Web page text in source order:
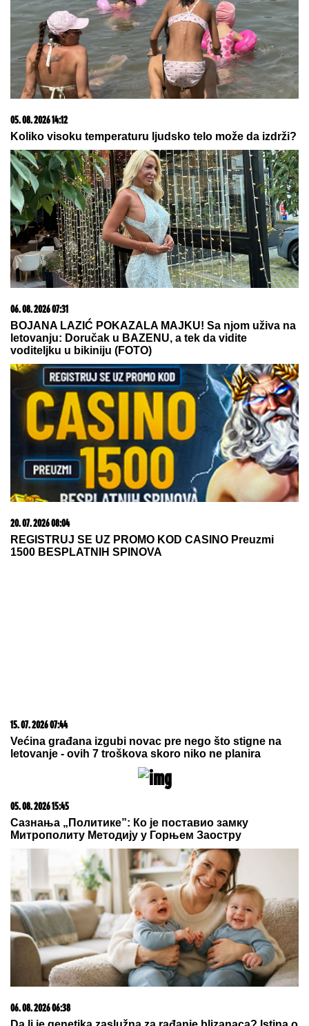
"MENI JE OLUJA BILA ODMOR"Tompsonova
sramna izjava o vojnoj operaciji - evo šta je pričao
pre tri decenije: "PUŠKU IZ RATA čuvam kao
suvenir"
EKSKLUZIVNE FOTKE NAKON
VERIDBE:Bivši dečko Jovane
Jeremić verio Aleksandru tokom
GALA PROSLAVE - svaki potez do
detalja isplanirao! (VIDEO)